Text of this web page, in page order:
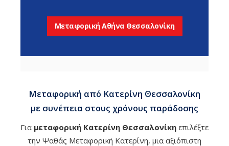
Μεταφορική Αθήνα Θεσσαλονίκη
Μεταφορική από Κατερίνη Θεσσαλονίκη
με συνέπεια στους χρόνους παράδοσης
Για μεταφορική Κατερίνη Θεσσαλονίκη επιλέξτε
την Ψαθάς Μεταφορική Κατερίνη, μια αξιόπιστη